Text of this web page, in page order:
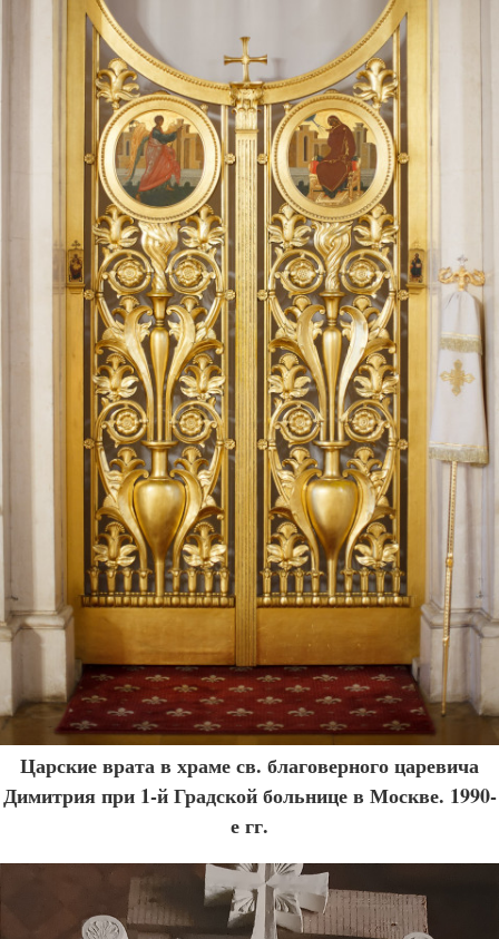
Царские врата в храме св. благоверного царевича
Димитрия при 1-й Градской больнице в Москве. 1990-
е гг.